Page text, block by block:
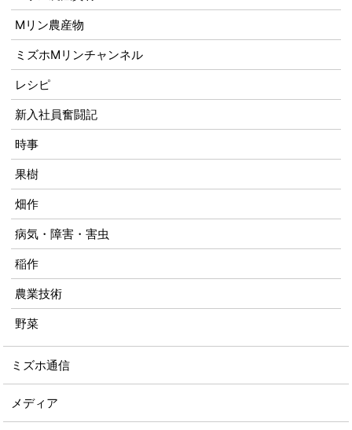
Mリン農産物
ミズホMリンチャンネル
レシピ
新入社員奮闘記
時事
果樹
畑作
病気・障害・害虫
稲作
農業技術
野菜
ミズホ通信
メディア